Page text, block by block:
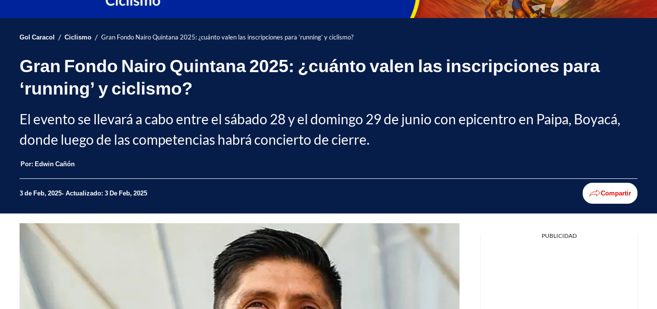
Gol Caracol / Ciclismo / Gran Fondo Nairo Quintana 2025: ¿cuánto valen las inscripciones para ‘running’ y ciclismo?
Gran Fondo Nairo Quintana 2025: ¿cuánto valen las inscripciones para
‘running’ y ciclismo?
El evento se llevará a cabo entre el sábado 28 y el domingo 29 de junio con epicentro en Paipa, Boyacá,
donde luego de las competencias habrá concierto de cierre.
Por: Edwin Cañón
3 de Feb, 2025 Actualizado: 3 De Feb, 2025 Compartir
PUBLICIDAD